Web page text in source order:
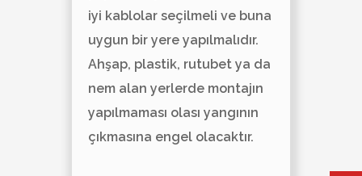
iyi kablolar seçilmeli ve buna
uygun bir yere yapılmalıdır.
Ahşap, plastik, rutubet ya da
nem alan yerlerde montajın
yapılmaması olası yangının
çıkmasına engel olacaktır.